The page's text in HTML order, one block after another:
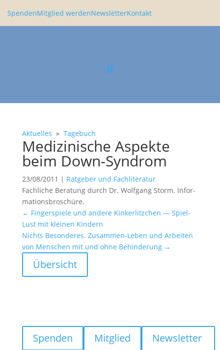
SpendenMitglied werdenNewsletterKontakt
Aktuelles » Tagebuch
Medizi­ni­sche Aspekte
beim Down-Syndrom
23/08/2011 | Ratgeber und Fachliteratur
Fachliche Beratung durch Dr. Wolfgang Storm. Infor­
ma­ti­ons­bro­schüre.
← Finger­spiele und andere Kinker­litz­chen — Spiel-
Lust mit kleinen Kindern
Nichts Beson­deres. Zusammen-Leben und Arbeiten
von Menschen mit und ohne Behin­de­rung→
Übersicht
Spenden
Mitglied
Newsletter